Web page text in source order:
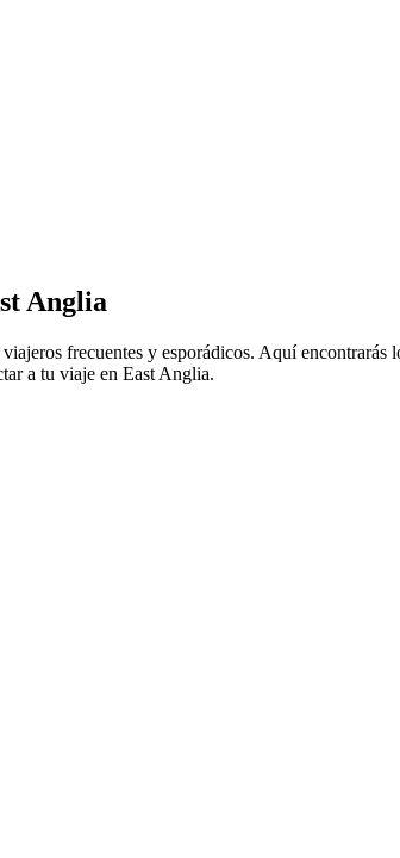
Anglia
frecuentes y esporádicos. Aquí
a tu viaje en East Anglia.